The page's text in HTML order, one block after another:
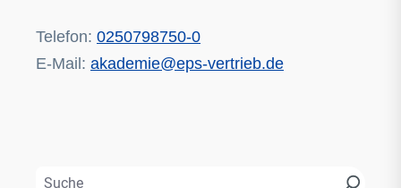
Telefon: 0250798750-0
E-Mail: akademie@eps-vertrieb.de